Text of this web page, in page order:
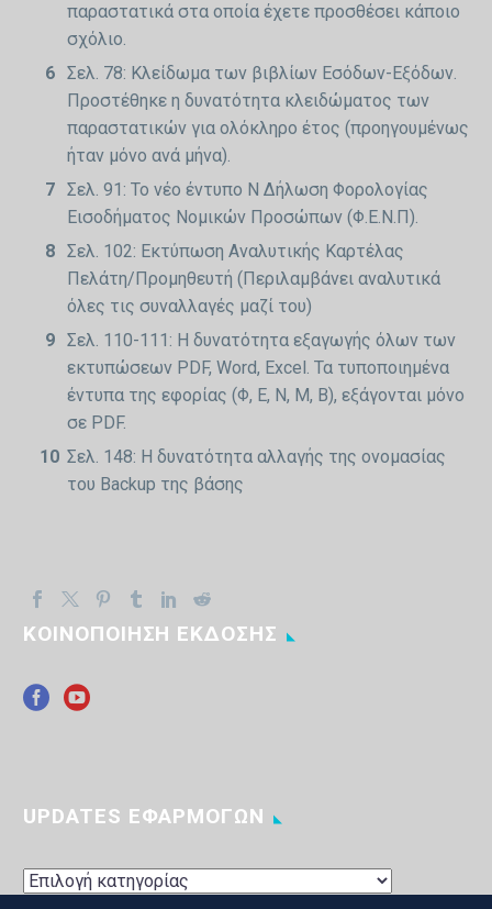
παραστατικά στα οποία έχετε προσθέσει κάποιο
σχόλιο.
Σελ. 78: Κλείδωμα των βιβλίων Εσόδων-Εξόδων.
Προστέθηκε η δυνατότητα κλειδώματος των
παραστατικών για ολόκληρο έτος (προηγουμένως
ήταν μόνο ανά μήνα).
Σελ. 91: Το νέο έντυπο Ν Δήλωση Φορολογίας
Εισοδήματος Νομικών Προσώπων (Φ.Ε.Ν.Π).
Σελ. 102: Εκτύπωση Αναλυτικής Καρτέλας
Πελάτη/Προμηθευτή (Περιλαμβάνει αναλυτικά
όλες τις συναλλαγές μαζί του)
Σελ. 110-111: Η δυνατότητα εξαγωγής όλων των
εκτυπώσεων PDF, Word, Excel. Τα τυποποιημένα
έντυπα της εφορίας (Φ, Ε, Ν, Μ, Β), εξάγονται μόνο
σε PDF.
Σελ. 148: Η δυνατότητα αλλαγής της ονομασίας
του Backup της βάσης
ΚΟΙΝΟΠΟΙΗΣΗ ΕΚΔΟΣΗΣ
UPDATES ΕΦΑΡΜΟΓΩΝ
UPDATES